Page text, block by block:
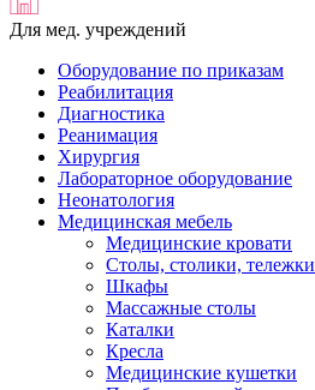
Для мед. учреждений
Оборудование по приказам
Реабилитация
Диагностика
Реанимация
Хирургия
Лабораторное оборудование
Неонатология
Медицинская мебель
Медицинские кровати
Столы, столики, тележки
Шкафы
Массажные столы
Каталки
Кресла
Медицинские кушетки